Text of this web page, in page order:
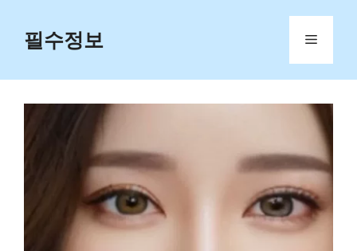
content
필수정보 Menu